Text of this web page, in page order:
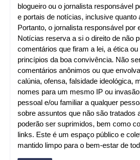
blogueiro ou o jornalista responsável
e portais de notícias, inclusive quanto
Portanto, o jornalista responsável por
Notícias reserva a si o direito de não
comentários que firam a lei, a ética
princípios da boa convivência. Não
comentários anônimos ou que
calúnia, ofensa, falsidade ideológica,
nomes para um mesmo IP ou
pessoal e/ou familiar a qualquer
sobre assuntos que não são tratados
poderão ser suprimidos, bem como
links. Este é um espaço público e
mantido limpo para o bem-estar de